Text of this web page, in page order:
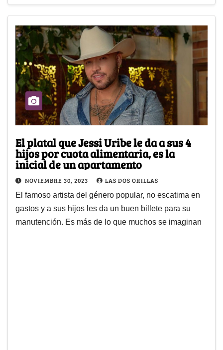
El platal que Jessi Uribe le da a sus 4
hijos por cuota alimentaria, es la
inicial de un apartamento
NOVIEMBRE 30, 2023 LAS DOS ORILLAS
El famoso artista del género popular, no escatima en
gastos y a sus hijos les da un buen billete para su
manutención. Es más de lo que muchos se imaginan